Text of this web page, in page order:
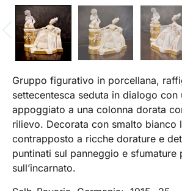
Gruppo figurativo in porcellana,
settecentesca seduta in dialogo con
appoggiato a una colonna dorata
rilievo. Decorata con smalto bianco
contrapposto a ricche dorature e
puntinati sul panneggio e sfumature
sull’incarnato.